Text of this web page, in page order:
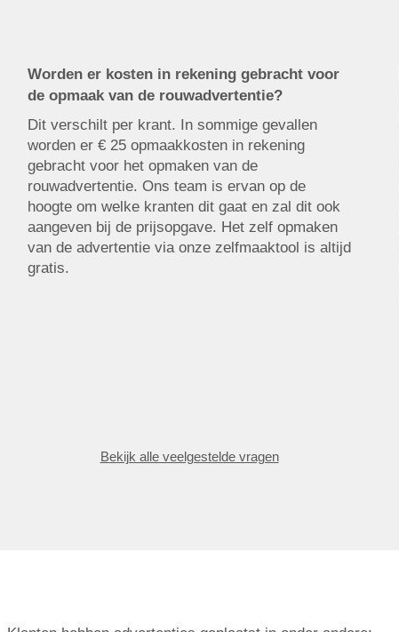
Worden er kosten in rekening gebracht voor
de opmaak van de rouwadvertentie?
Dit verschilt per krant. In sommige gevallen
worden er € 25 opmaakkosten in rekening
gebracht voor het opmaken van de
rouwadvertentie. Ons team is ervan op de
hoogte om welke kranten dit gaat en zal dit ook
aangeven bij de prijsopgave. Het zelf opmaken
van de advertentie via onze zelfmaaktool is altijd
gratis.
Bekijk alle veelgestelde vragen